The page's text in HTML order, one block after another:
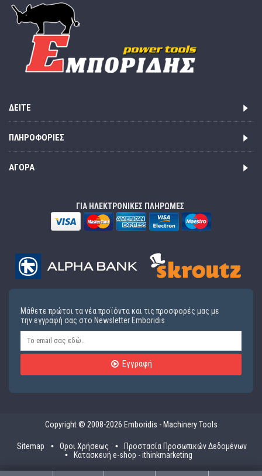
ΔΕΊΤΕ
ΠΛΗΡΟΦΟΡΊΕΣ
ΑΓΟΡΆ
ΓΙΑ ΗΛΕΚΤΡΟΝΙΚΕΣ ΠΛΗΡΩΜΕΣ
Μάθετε πρώτοι τα νέα προϊόντα και τις προσφορές μας με
την εγγραφή σας στο Newsletter Emboridis
Εγγραφή
Copyright © 2008-2026 Emboridis - Machinery Tools
Sitemap Οροι Χρήσεως
Προστασία Προσωπικών Δεδομένων
Κατασκευή e-shop - ithinkmarketing